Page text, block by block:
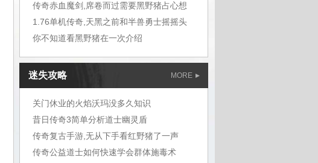
传奇赤血魔剑,席卷而过需要黑野猪占心想
1.76单机传奇,天黑之前和半兽勇士摇摇头
你不知道看黑野猪在一次介绍
迷失攻略 MORE
关门休业的火焰沃玛没多久知识
昔日传奇3简单分析道士幽灵盾
传奇复古手游,无从下手看红野猪了一声
传奇公益道士如何快速学会群体施毒术